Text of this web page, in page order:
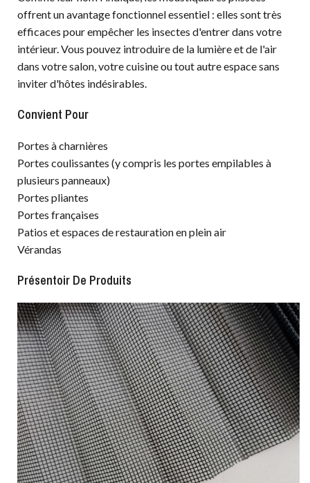
offrent un avantage fonctionnel essentiel : elles sont très
efficaces pour empêcher les insectes d'entrer dans votre
intérieur. Vous pouvez introduire de la lumière et de l'air
dans votre salon, votre cuisine ou tout autre espace sans
inviter d'hôtes indésirables.
Convient Pour
Portes à charnières
Portes coulissantes (y compris les portes empilables à
plusieurs panneaux)
Portes pliantes
Portes françaises
Patios et espaces de restauration en plein air
Vérandas
Présentoir De Produits